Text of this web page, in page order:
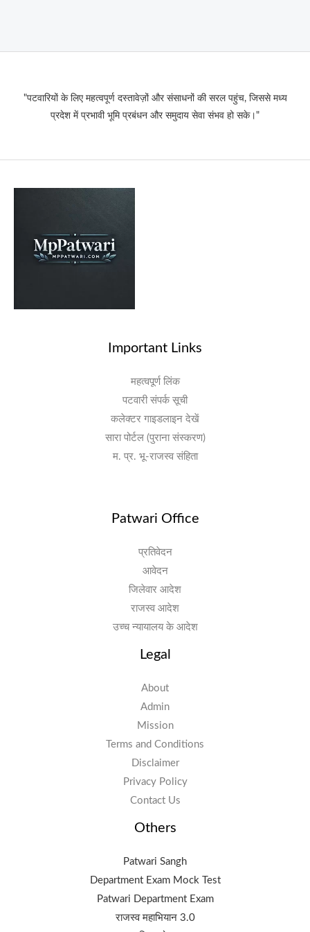
"पटवारियों के लिए महत्वपूर्ण दस्तावेज़ों और संसाधनों की सरल पहुंच, जिससे मध्य
प्रदेश में प्रभावी भूमि प्रबंधन और समुदाय सेवा संभव हो सके।"
Important Links
महत्वपूर्ण लिंक
पटवारी संपर्क सूची
कलेक्टर गाइडलाइन देखें
सारा पोर्टल (पुराना संस्करण)
म. प्र. भू-राजस्व संहिता
Patwari Office
प्रतिवेदन
आवेदन
जिलेवार आदेश
राजस्व आदेश
उच्च न्यायालय के आदेश
Legal
About
Admin
Mission
Terms and Conditions
Disclaimer
Privacy Policy
Contact Us
Others
Patwari Sangh
Department Exam Mock Test
Patwari Department Exam
राजस्व महाभियान 3.0